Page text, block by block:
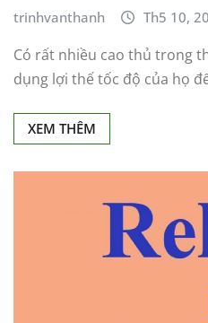
trinhvanthanh Th5 10,
Có rất nhiều cao thủ trong
dụng lợi thế tốc độ của họ
XEM THÊM